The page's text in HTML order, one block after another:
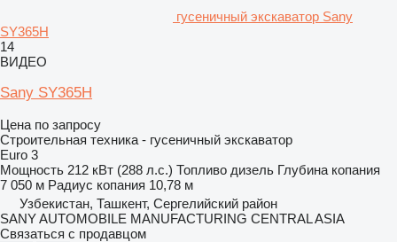
гусеничный экскаватор Sany
SY365H
14
ВИДЕО
Sany SY365H
Цена по запросу
Строительная техника - гусеничный экскаватор
Euro 3
Мощность 212 кВт (288 л.с.) Топливо дизель Глубина копания
7 050 м Радиус копания 10,78 м
Узбекистан, Ташкент, Сергелийский район
SANY AUTOMOBILE MANUFACTURING CENTRAL ASIA
Связаться с продавцом